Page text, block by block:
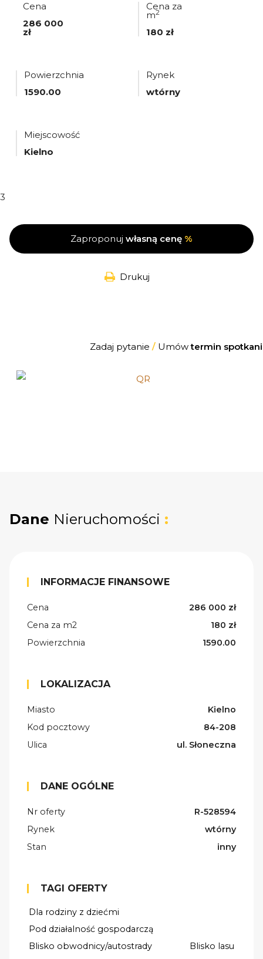
Cena
286 000
zł
Cena za
m2
180 zł
Powierzchnia
1590.00
Rynek
wtórny
Miejscowość
Kielno
3
Zaproponuj własną cenę %
Drukuj
Zadaj pytanie /Umówtermin
Dane Nieruchomości :
INFORMACJE FINANSOWE
Cena
286 000 zł
Cena za m2
180 zł
Powierzchnia
1590.00
LOKALIZACJA
Miasto
Kielno
Kod pocztowy
84-208
Ulica
ul. Słoneczna
DANE OGÓLNE
Nr oferty
R-528594
Rynek
wtórny
Stan
inny
TAGI OFERTY
Dla rodziny z dziećmi
Pod działalność gospodarczą
Blisko obwodnicy/autostrady
Blisko lasu